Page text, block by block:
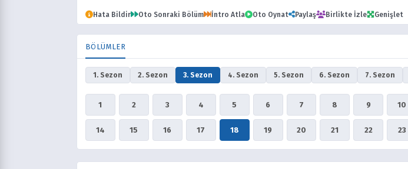
Hata Bildir Oto Sonraki Bölüm İntro Atla Oto Oynat Paylaş Birlikte İzle Genişlet
BÖLÜMLER
1. Sezon 2. Sezon 3. Sezon 4. Sezon 5. Sezon 6. Sezon 7. Sezon
1 2 3 4 5 6 7 8 9 10
14 15 16 17 18 19 20 21 22 23